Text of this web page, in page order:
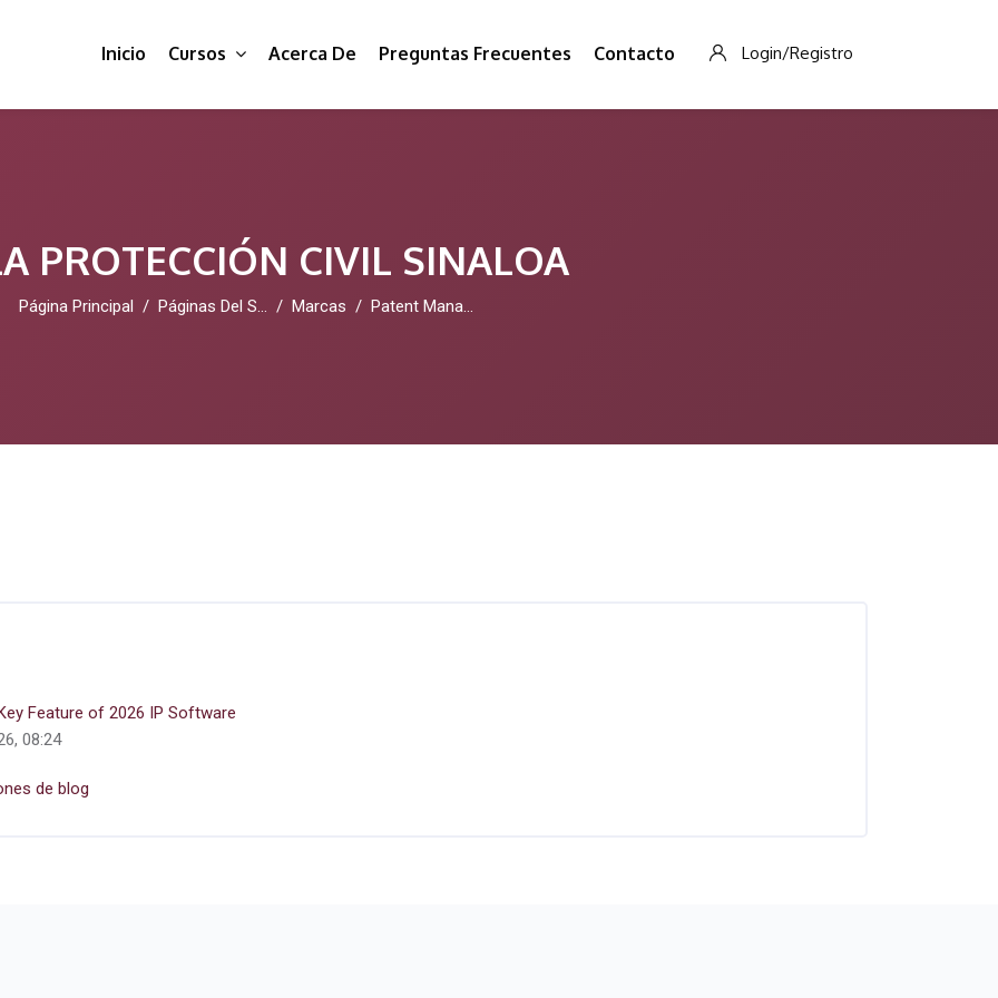
Inicio Cursos Acerca De Preguntas Frecuentes Contacto Login/Registro
PROTECCIÓN CIVIL SINALOA
Página Principal Páginas Del Sitio Marcas Patent Management AI
Feature of 2026 IP Software
08:24
de blog